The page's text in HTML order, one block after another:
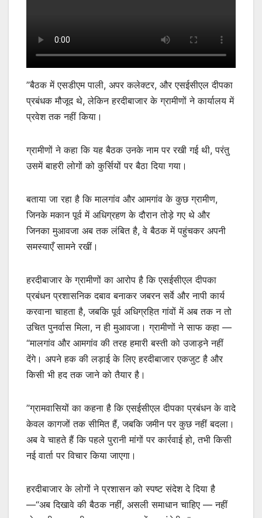
”बैठक में एसडीएम पाली, अपर कलेक्टर, और एसईसीएल दीपका
प्रबंधक मौजूद थे, लेकिन हरदीबाजार के ग्रामीणों ने कार्यालय में
प्रवेश तक नहीं किया।
ग्रामीणों ने कहा कि यह बैठक उनके नाम पर रखी गई थी, परंतु
उसमें बाहरी लोगों को कुर्सियों पर बैठा दिया गया।
बताया जा रहा है कि मालगांव और आमगांव के कुछ ग्रामीण,
जिनके मकान पूर्व में अधिग्रहण के दौरान तोड़े गए थे और
जिनका मुआवजा अब तक लंबित है, वे बैठक में पहुंचकर अपनी
समस्याएँ सामने रखीं।
हरदीबाजार के ग्रामीणों का आरोप है कि एसईसीएल दीपका
प्रबंधन प्रशासनिक दबाव बनाकर जबरन सर्वे और नापी कार्य
करवाना चाहता है, जबकि पूर्व अधिग्रहित गांवों में अब तक न तो
उचित पुनर्वास मिला, न ही मुआवजा। ग्रामीणों ने साफ कहा —
“मालगांव और आमगांव की तरह हमारी बस्ती को उजाड़ने नहीं
देंगे। अपने हक की लड़ाई के लिए हरदीबाजार एकजुट है और
किसी भी हद तक जाने को तैयार है।
”ग्रामवासियों का कहना है कि एसईसीएल दीपका प्रबंधन के वादे
केवल कागजों तक सीमित हैं, जबकि जमीन पर कुछ नहीं बदला।
अब वे चाहते हैं कि पहले पुरानी मांगों पर कार्रवाई हो, तभी किसी
नई वार्ता पर विचार किया जाएगा।
हरदीबाजार के लोगों ने प्रशासन को स्पष्ट संदेश दे दिया है
—“अब दिखावे की बैठक नहीं, असली समाधान चाहिए — नहीं